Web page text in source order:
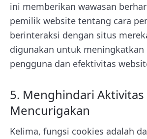
ini memberikan wawasan
pemilik website tentang cara
berinteraksi dengan situs
digunakan untuk meningkatkan
pengguna dan efektivitas
5. Menghindari Aktivitas
Mencurigakan
Kelima, fungsi cookies adalah